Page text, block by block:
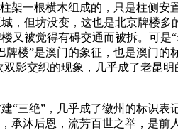
架一根横木组成的，只是柱侧
，但坊没变，这也是北京牌楼
又被觉得有碍交通而被拆。可
楼”是澳门的象征，也是澳门
影交织的现象，几乎成了老昆
三绝”，几乎成了徽州的标识表
承沐后恩，流芳百世之举，是前